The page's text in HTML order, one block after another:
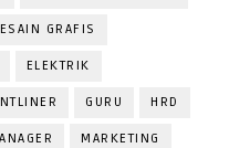
GRAFIS
ELEKTRIK
GURU HRD
MARKETING